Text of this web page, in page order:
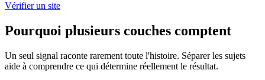
Vérifier un site
Pourquoi plusieurs couches comptent
Un seul signal raconte rarement toute l'histoire. Séparer les sujets
aide à comprendre ce qui détermine réellement le résultat.